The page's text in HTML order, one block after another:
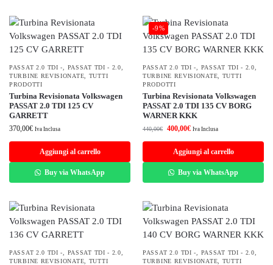
PASSAT 2.0 TDI - PASSAT TDI - 2.0
TURBINE REVISIONATE
TUTTI
PRODOTTI
Turbina Revisionata Volkswagen
PASSAT 2.0 TDI 125 CV
GARRETT
370,00€ Iva Inclusa
Aggiungi al carrello
Buy via WhatsApp
-9%
PASSAT 2.0 TDI - PASSAT TDI - 2.0
TURBINE REVISIONATE
TUTTI
PRODOTTI
Turbina Revisionata Volkswagen
PASSAT 2.0 TDI 135 CV BORG
WARNER KKK
440,00€ 400,00€ Iva Inclusa
Aggiungi al carrello
Buy via WhatsApp
PASSAT 2.0 TDI - PASSAT TDI - 2.0
TURBINE REVISIONATE
TUTTI
PASSAT 2.0 TDI - PASSAT TDI - 2.0
TURBINE REVISIONATE
TUTTI